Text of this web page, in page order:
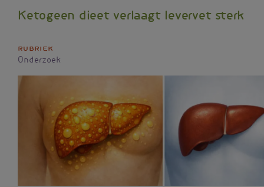
Ketogeen dieet verlaagt levervet sterk
Rubriek
Onderzoek